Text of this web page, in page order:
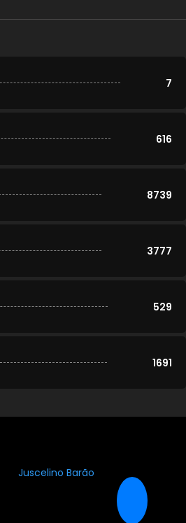
7
616
8739
3777
529
1691
Juscelino Barão